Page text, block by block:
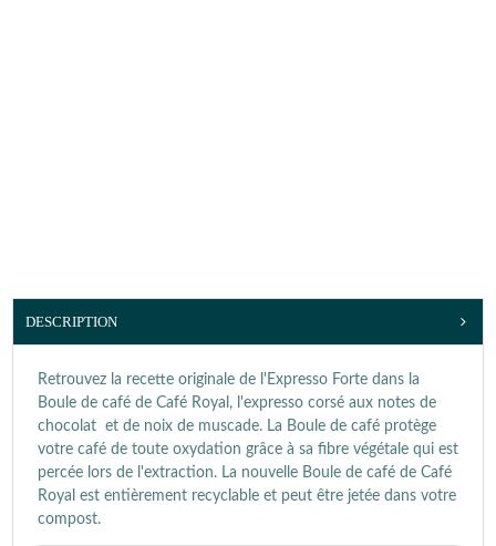
DESCRIPTION
Retrouvez la recette originale de l'Expresso Forte dans la
Boule de café de Café Royal, l'expresso corsé aux notes de
chocolat et de noix de muscade. La Boule de café protège
votre café de toute oxydation grâce à sa fibre végétale qui est
percée lors de l'extraction. La nouvelle Boule de café de Café
Royal est entièrement recyclable et peut être jetée dans votre
compost.